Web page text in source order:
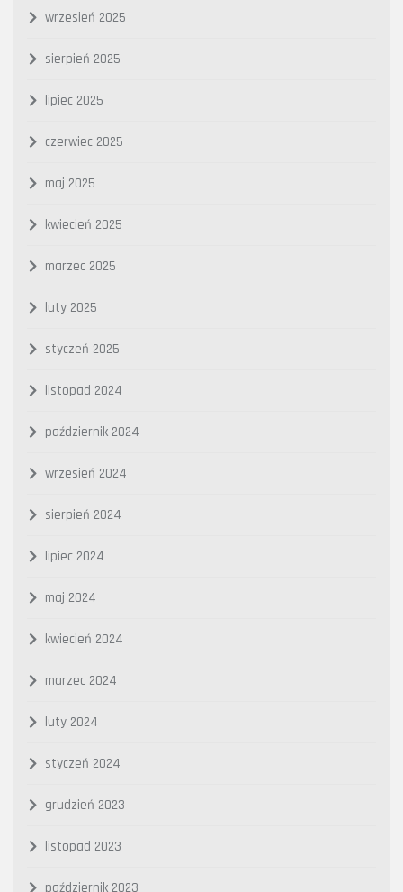
wrzesień 2025
sierpień 2025
lipiec 2025
czerwiec 2025
maj 2025
kwiecień 2025
marzec 2025
luty 2025
styczeń 2025
listopad 2024
październik 2024
wrzesień 2024
sierpień 2024
lipiec 2024
maj 2024
kwiecień 2024
marzec 2024
luty 2024
styczeń 2024
grudzień 2023
listopad 2023
październik 2023